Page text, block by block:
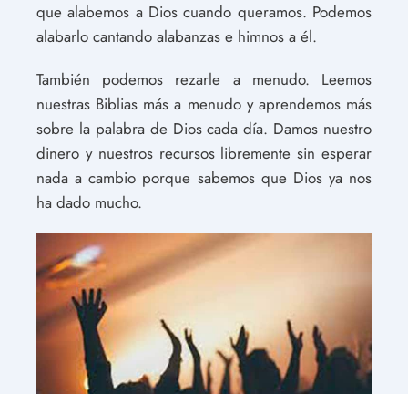
que alabemos a Dios cuando queramos. Podemos
alabarlo cantando alabanzas e himnos a él.
También podemos rezarle a menudo. Leemos
nuestras Biblias más a menudo y aprendemos más
sobre la palabra de Dios cada día. Damos nuestro
dinero y nuestros recursos libremente sin esperar
nada a cambio porque sabemos que Dios ya nos
ha dado mucho.